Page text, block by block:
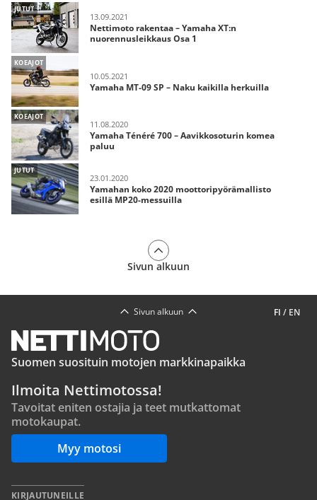
JUTUT
13.09.2021
Nettimoto rakentaa – Yamaha XT:n
nuorennusleikkaus Osa 1
KOEAJOT
10.05.2021
Yamaha MT-09 SP – Naku kaikilla herkuilla
KOEAJOT
11.08.2020
Yamaha Ténéré 700 – Aavikkosoturin komea
paluu
JUTUT
23.01.2020
Yamahan koko 2020 moottoripyörämallisto
esillä MP20-messuilla
Sivun alkuun
FI / EN
Sivun alkuun
Suomen suosituin motojen markkinapaikka
Ilmoita Nettimotossa!
Tavoitat eniten ostajia ja teet mutkattomat
motokaupat.
Myy motosi
KIRJAUTUNEILLE